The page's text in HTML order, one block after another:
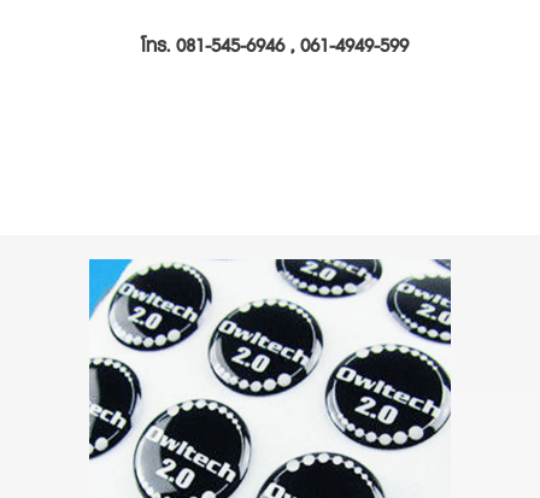
โทร. 081-545-6946 , 061-4949-599